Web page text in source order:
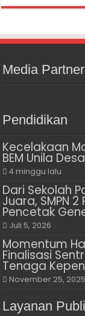
Media Partner
Pendidikan
Kecelakaan
BEM Unila
4 minggu lalu
Dari Sekolah
Juara, SMPN
Pencetak
Juli 5, 2026
Momentum
Finalisasi
Tenaga
November 25, 2025
Layanan